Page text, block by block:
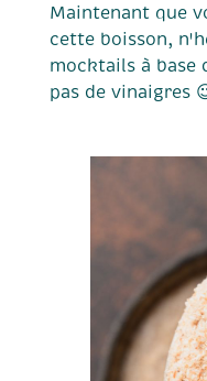
Maintenant que
cette boisson,
mocktails à base
pas de vinaigres